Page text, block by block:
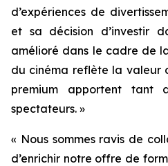
d’expériences de
et sa décision d’investir
amélioré dans le cadre de
du cinéma reflète la valeur
premium apportent tant
spectateurs. »
« Nous sommes ravis de
d’enrichir notre offre de